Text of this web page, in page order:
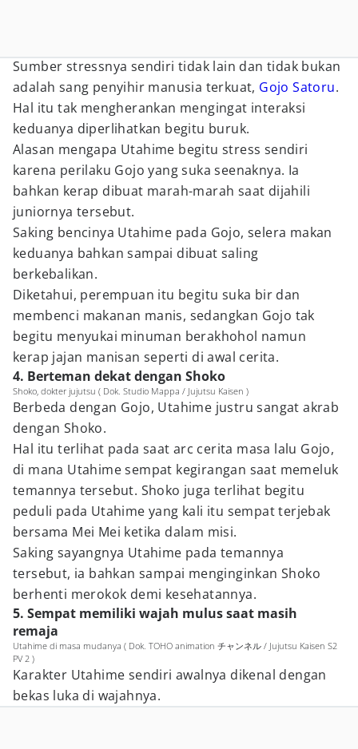
Sumber stressnya sendiri tidak lain dan tidak bukan
adalah sang penyihir manusia terkuat, Gojo Satoru.
Hal itu tak mengherankan mengingat interaksi
keduanya diperlihatkan begitu buruk.
Alasan mengapa Utahime begitu stress sendiri
karena perilaku Gojo yang suka seenaknya. Ia
bahkan kerap dibuat marah-marah saat dijahili
juniornya tersebut.
Saking bencinya Utahime pada Gojo, selera makan
keduanya bahkan sampai dibuat saling
berkebalikan.
Diketahui, perempuan itu begitu suka bir dan
membenci makanan manis, sedangkan Gojo tak
begitu menyukai minuman berakhohol namun
kerap jajan manisan seperti di awal cerita.
4. Berteman dekat dengan Shoko
Shoko, dokter jujutsu ( Dok. Studio Mappa / Jujutsu Kaisen )
Berbeda dengan Gojo, Utahime justru sangat akrab
dengan Shoko.
Hal itu terlihat pada saat arc cerita masa lalu Gojo,
di mana Utahime sempat kegirangan saat memeluk
temannya tersebut. Shoko juga terlihat begitu
peduli pada Utahime yang kali itu sempat terjebak
bersama Mei Mei ketika dalam misi.
Saking sayangnya Utahime pada temannya
tersebut, ia bahkan sampai menginginkan Shoko
berhenti merokok demi kesehatannya.
5. Sempat memiliki wajah mulus saat masih
remaja
Utahime di masa mudanya ( Dok. TOHO animation チャンネル / Jujutsu Kaisen S2
PV 2 )
Karakter Utahime sendiri awalnya dikenal dengan
bekas luka di wajahnya.